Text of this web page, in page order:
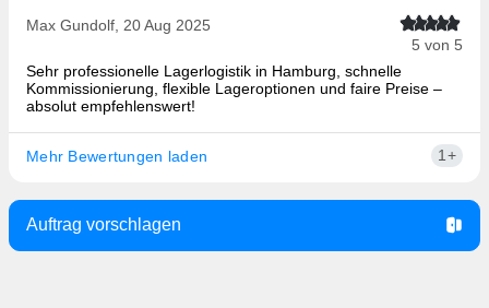
Max Gundolf, 20 Aug 2025
5 von 5
Sehr professionelle Lagerlogistik in Hamburg, schnelle
Kommissionierung, flexible Lageroptionen und faire Preise –
absolut empfehlenswert!
Mehr Bewertungen laden 1+
Auftrag vorschlagen